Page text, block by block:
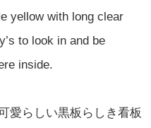
yellow with long clear
to look in and be
inside.
愛らしい黒板らしき看板